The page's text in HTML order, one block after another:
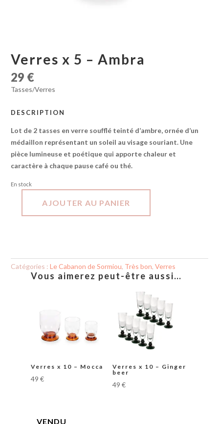
Verres x 5 – Ambra
29 €
Tasses/Verres
DESCRIPTION
Lot de 2 tasses en verre soufflé teinté d’ambre, ornée d’un
médaillon représentant un soleil au visage souriant. Une
pièce lumineuse et poétique qui apporte chaleur et
caractère à chaque pause café ou thé.
En stock
Ambra
AJOUTER AU PANIER
Catégories :Le Cabanon de Sormiou, Très bon,Verres
Vous aimerez peut-être aussi…
Verres x 10 – Mocca
49 €
Verres x 10 – Ginger
beer
49€